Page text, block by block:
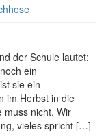
der Schule lautet:
ein
sie ein
im Herbst in die
muss nicht. Wir
vieles spricht […]